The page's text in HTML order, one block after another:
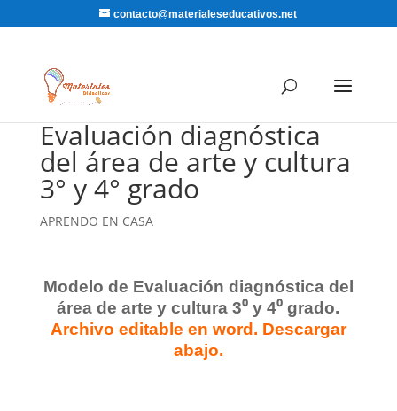
contacto@materialeseducativos.net
Evaluación diagnóstica
del área de arte y cultura
3° y 4° grado
APRENDO EN CASA
Modelo de Evaluación diagnóstica del
área de arte y cultura 3⁰ y 4⁰ grado.
Archivo editable en word. Descargar
abajo.